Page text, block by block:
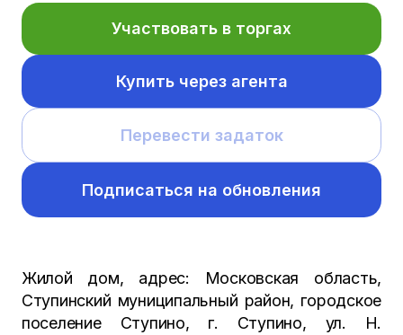
Участвовать в торгах
Купить через агента
Перевести задаток
Подписаться на обновления
Жилой дом, адрес: Московская область,
Ступинский муниципальный район, городское
поселение Ступино, г. Ступино, ул. Н.